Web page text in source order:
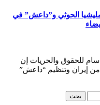
الحوثي و”داعش” في
من إيران وتنظيم “داعش”